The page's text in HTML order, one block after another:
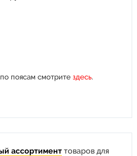
поясам смотрите здесь.
ассортимент товаров для